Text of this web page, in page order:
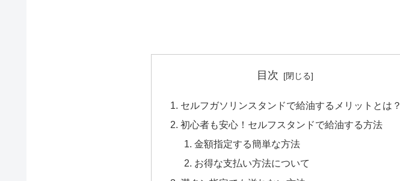
目次
セルフガソリンスタンドで給油するメリットとは？
初心者も安心！セルフスタンドで給油する方法
金額指定する簡単な方法
お得な支払い方法について